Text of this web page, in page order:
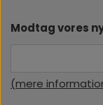
Modtag vores
(mere